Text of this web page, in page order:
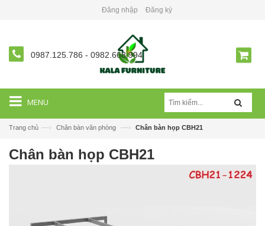
Đăng nhập Đăng ký
0987.125.786 - 0982.668.994
MENU
Trang chủ —› Chân bàn văn phòng —› Chân bàn họp CBH21
Chân bàn họp CBH21